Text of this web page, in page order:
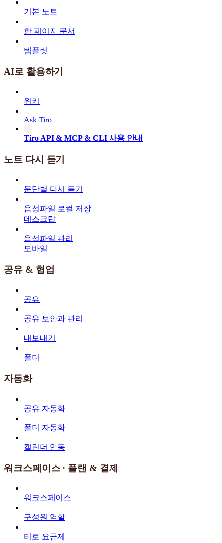
기본 노트
한 페이지 문서
템플릿
AI로 활용하기
위키
Ask Tiro
Tiro API & MCP & CLI 사용 안내
노트 다시 듣기
문단별 다시 듣기
음성파일 로컬 저장
데스크탑
음성파일 관리
모바일
공유 & 협업
공유
공유 보안과 관리
내보내기
폴더
자동화
공유 자동화
폴더 자동화
캘린더 연동
워크스페이스 · 플랜 & 결제
워크스페이스
구성원 역할
티로 요금제